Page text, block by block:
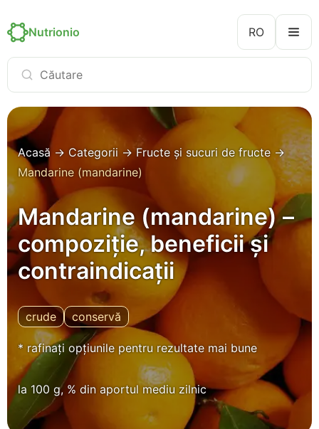
Nutrionio RO
Acasă → Categorii →Fructe și sucuri de fructe →
Mandarine (mandarine)
Mandarine (mandarine) –
compoziție, beneficii și
contraindicații
crude conservă
* rafinați opțiunile pentru rezultate mai bune
la 100 g, % din aportul mediu zilnic